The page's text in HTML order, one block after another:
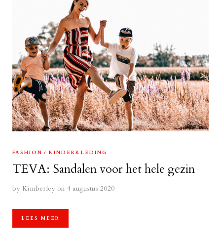
FASHION KINDERKLEDING
TEVA: Sandalen voor het hele gezin
by Kimberley on 4 augustus 2020
LEES MEER